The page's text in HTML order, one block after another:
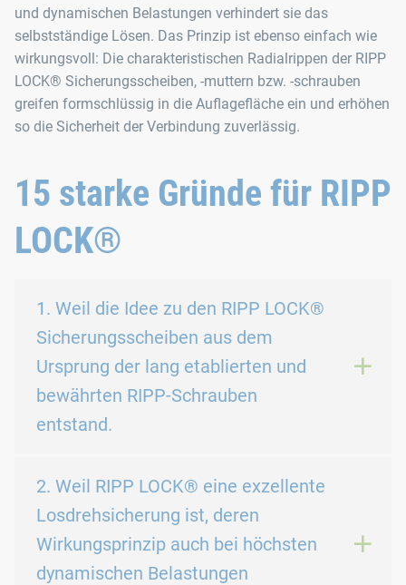
und dynamischen Belastungen verhindert sie das
selbstständige Lösen. Das Prinzip ist ebenso einfach wie
wirkungsvoll: Die charakteristischen Radialrippen der RIPP
LOCK® Sicherungsscheiben, -muttern bzw. -schrauben
greifen formschlüssig in die Auflagefläche ein und erhöhen
so die Sicherheit der Verbindung zuverlässig.
15 starke Gründe für RIPP
LOCK®
1. Weil die Idee zu den RIPP LOCK®
Sicherungsscheiben aus dem
Ursprung der lang etablierten und
bewährten RIPP-Schrauben
entstand.
2. Weil RIPP LOCK® eine exzellente
Losdrehsicherung ist, deren
Wirkungsprinzip auch bei höchsten
dynamischen Belastungen